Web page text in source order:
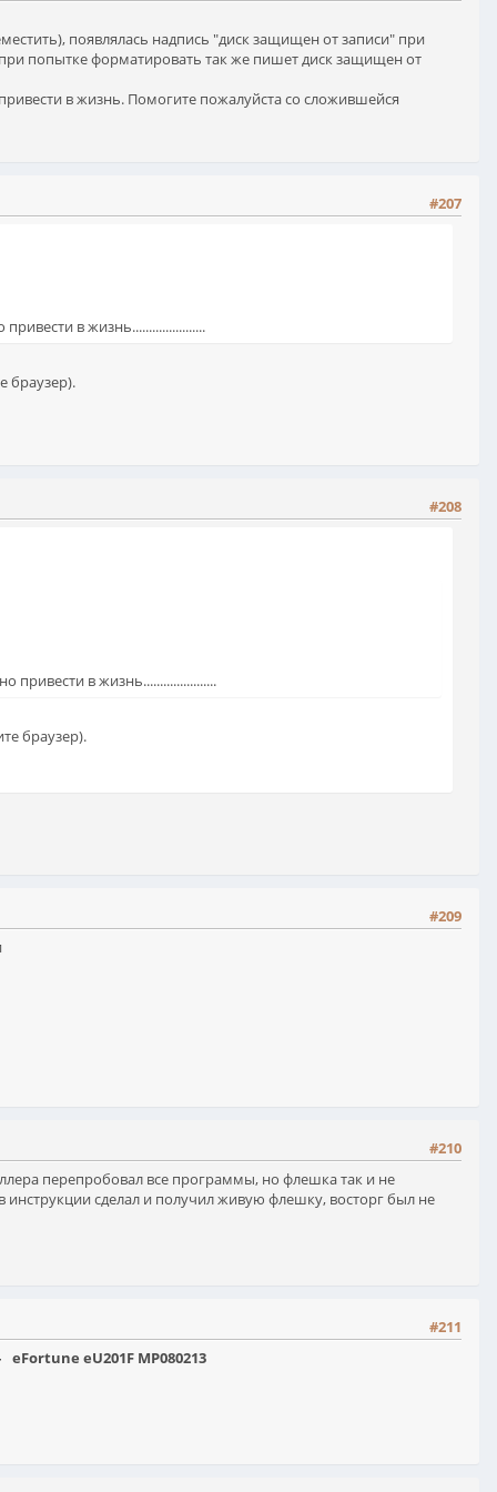
появлялась надпись "диск защищен от записи" при
попытке форматировать так же пишет диск защищен от
в жизнь. Помогите пожалуйста со сложившейся
#207
в жизнь......................
браузер).
#208
привести в жизнь......................
браузер).
#209
#210
перепробовал все программы, но флешка так и не
инструкции сделал и получил живую флешку, восторг был не
#211
eU201F MP080213